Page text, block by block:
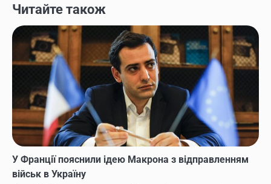
Читайте також
У Франції пояснили ідею Макрона з відправленням
військ в Україну